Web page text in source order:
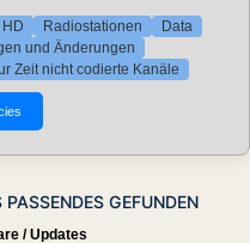
Radiostationen
Data
und Änderungen
Zeit nicht codierte Kanäle
GEFUNDEN
/ Updates